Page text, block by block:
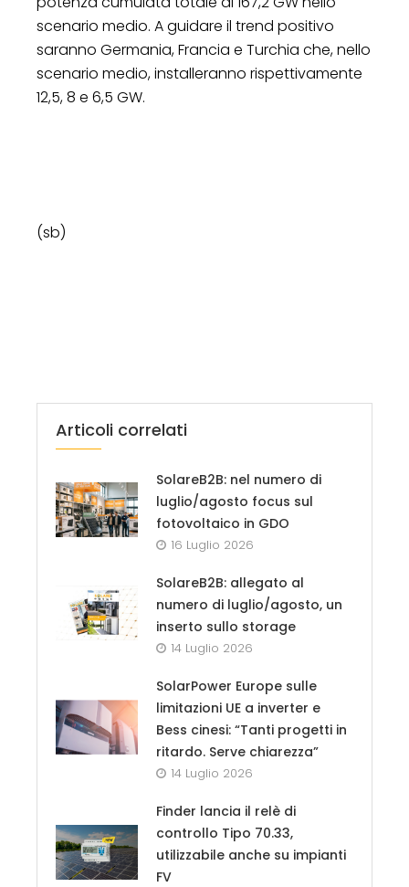
scenario medio. A guidare il trend positivo
saranno Germania, Francia e Turchia che, nello
scenario medio, installeranno rispettivamente
12,5, 8 e 6,5 GW.
(sb)
Articoli correlati
SolareB2B: nel numero di
luglio/agosto focus sul
fotovoltaico in GDO
16 Luglio 2026
SolareB2B: allegato al
numero di luglio/agosto, un
inserto sullo storage
14 Luglio 2026
SolarPower Europe sulle
limitazioni UE a inverter e
Bess cinesi: “Tanti progetti in
ritardo. Serve chiarezza”
14 Luglio 2026
Finder lancia il relè di
controllo Tipo 70.33,
utilizzabile anche su impianti
FV